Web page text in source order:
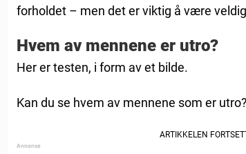
forholdet – men det er viktig å være
Hvem av mennene er utro?
Her er testen, i form av et bilde.
Kan du se hvem av mennene som er utro?